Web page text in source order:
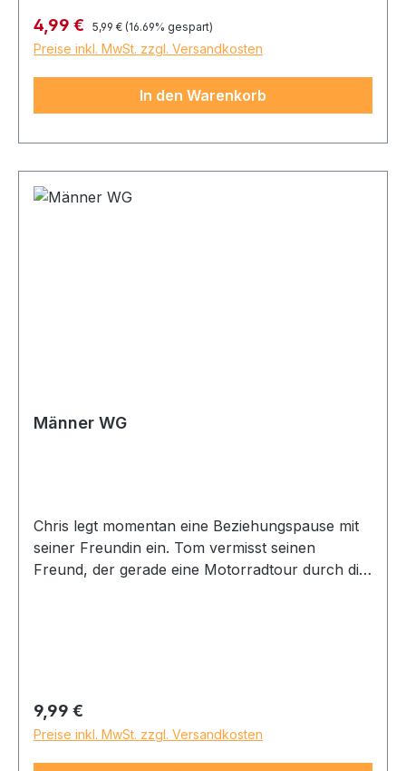
Verkaufspreis:
4,99 € Regulärer Preis:
5,99 € (16.69% gespart)
Preise inkl. MwSt. zzgl. Versandkosten
In den Warenkorb
Männer WG
Chris legt momentan eine Beziehungspause mit
seiner Freundin ein. Tom vermisst seinen
Freund, der gerade eine Motorradtour durch die
Regulärer Preis:
9,99 €
Preise inkl. MwSt. zzgl. Versandkosten